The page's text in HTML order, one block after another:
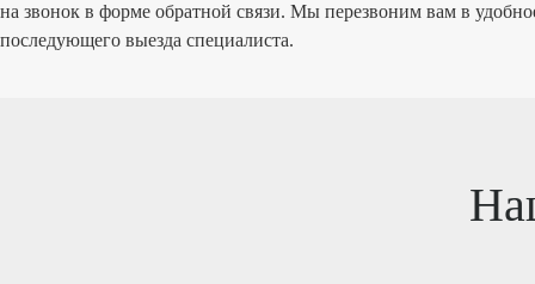
на звонок в форме обратной связи. Мы перезвоним вам в
последующего выезда специалиста.